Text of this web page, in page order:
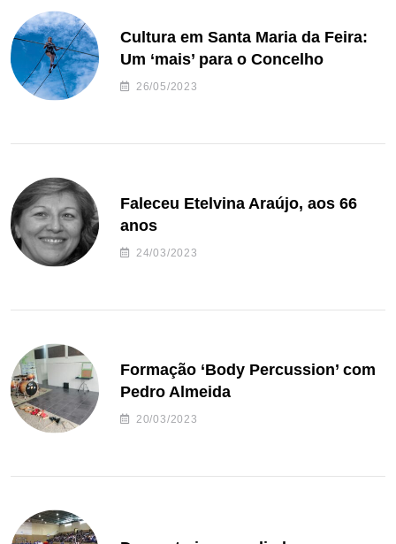
Cultura em Santa Maria da Feira:
Um ‘mais’ para o Concelho
26/05/2023
Faleceu Etelvina Araújo, aos 66
anos
24/03/2023
Formação ‘Body Percussion’ com
Pedro Almeida
20/03/2023